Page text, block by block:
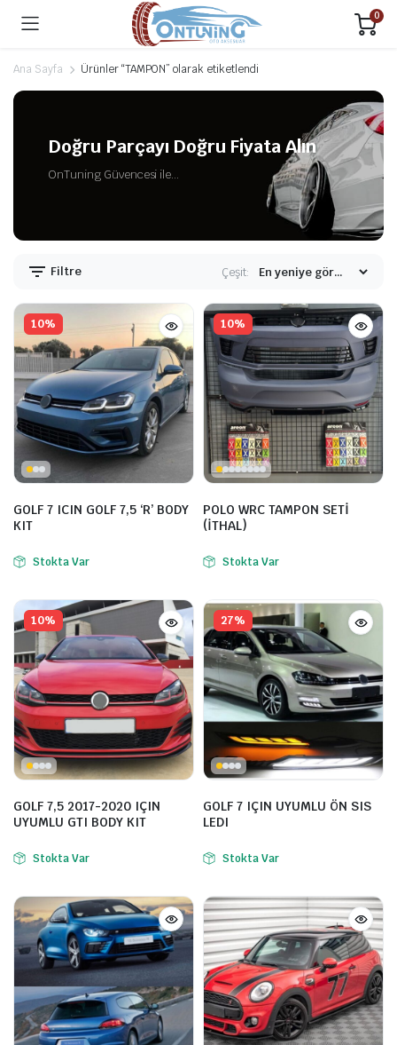
0
Ana Sayfa Ürünler “TAMPON” olarak etiketlendi
Doğru Parçayı Doğru Fiyata Alın
OnTuning Güvencesi ile...
Filtre Çeşit:
10%
GOLF 7 ICIN GOLF 7,5 ‘R’ BODY
KIT
Stokta Var
10%
POLO WRC TAMPON SETİ
(İTHAL)
Stokta Var
10%
GOLF 7,5 2017-2020 IÇIN
UYUMLU GTI BODY KIT
Stokta Var
27%
GOLF 7 IÇIN UYUMLU ÖN SIS
LEDI
Stokta Var